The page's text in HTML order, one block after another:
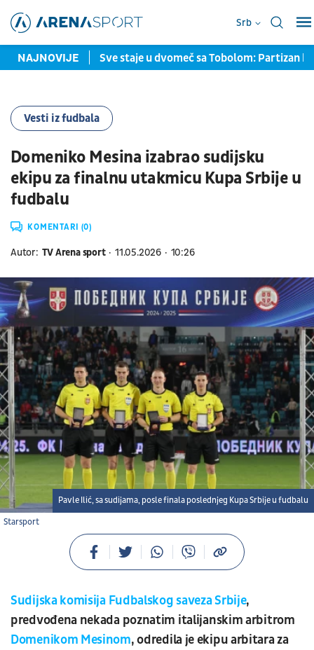
Srb
NAJNOVIJE
u rosteru Sve staje u dvomeč sa Tobolom: Partizan
Vesti iz fudbala
Domeniko Mesina izabrao sudijsku
ekipu za finalnu utakmicu Kupa Srbije u
fudbalu
KOMENTARI (0)
Autor: TV Arena sport 11.05.2026 10:26
Starsport
Pavle Ilić, sa sudijama, posle finala poslednjeg Kupa Srbije u fudbalu
Sudijska komisija Fudbalskog saveza Srbije,
predvođena nekada poznatim italijanskim arbitrom
Domenikom Mesinom, odredila je ekipu arbitara za